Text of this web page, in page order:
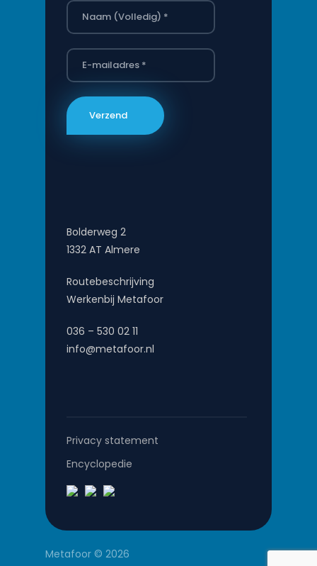
Bolderweg 2
1332 AT Almere
Routebeschrijving
Werkenbij Metafoor
036 – 530 02 11
info@metafoor.nl
Privacy statement
Encyclopedie
Metafoor © 2026